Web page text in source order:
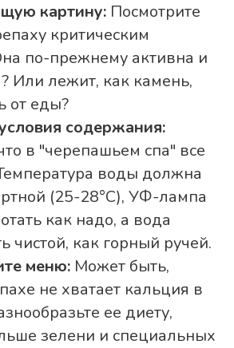
картину: Посмотрите
критическим
по-прежнему активна и
Или лежит, как камень,
от еды?
содержания:
в "черепашьем спа" все
воды должна
(25-28°C), УФ-лампа
как надо, а вода
чистой, как горный ручей.
меню: Может быть,
не хватает кальция в
ее диету,
зелени и специальных